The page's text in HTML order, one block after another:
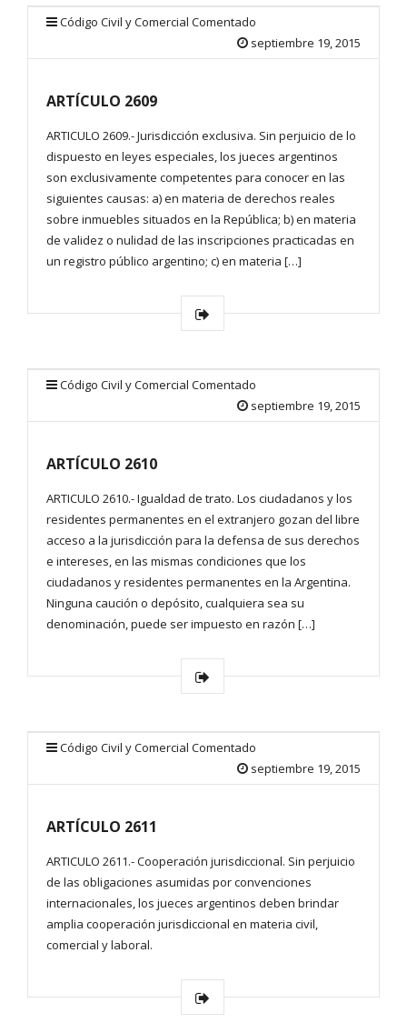
Código Civil y Comercial Comentado
septiembre 19, 2015
ARTÍCULO 2609
ARTICULO 2609.- Jurisdicción exclusiva. Sin perjuicio de lo
dispuesto en leyes especiales, los jueces argentinos
son exclusivamente competentes para conocer en las
siguientes causas: a) en materia de derechos reales
sobre inmuebles situados en la República; b) en materia
de validez o nulidad de las inscripciones practicadas en
un registro público argentino; c) en materia […]
Código Civil y Comercial Comentado
septiembre 19, 2015
ARTÍCULO 2610
ARTICULO 2610.- Igualdad de trato. Los ciudadanos y los
residentes permanentes en el extranjero gozan del libre
acceso a la jurisdicción para la defensa de sus derechos
e intereses, en las mismas condiciones que los
ciudadanos y residentes permanentes en la Argentina.
Ninguna caución o depósito, cualquiera sea su
denominación, puede ser impuesto en razón […]
Código Civil y Comercial Comentado
septiembre 19, 2015
ARTÍCULO 2611
ARTICULO 2611.- Cooperación jurisdiccional. Sin perjuicio
de las obligaciones asumidas por convenciones
internacionales, los jueces argentinos deben brindar
amplia cooperación jurisdiccional en materia civil,
comercial y laboral.